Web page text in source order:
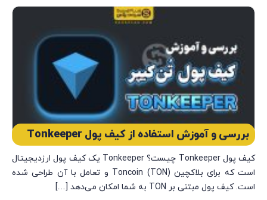
بررسی و آموزش استفاده از کیف پول Tonkeeper
کیف پول Tonkeeper چیست؟ Tonkeeper یک کیف پول ارزدیجیتال
است که برای بلاکچین Toncoin (TON) و تعامل با آن طراحی شده
است. کیف پول مبتنی بر TON به شما امکان می‌دهد […]